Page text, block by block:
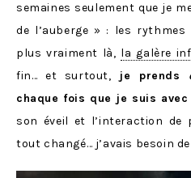
semaines seulement que je
de l’auberge » : les
plus vraiment là, la galère
fin… et surtout,
je prends
chaque fois que je suis
son éveil et l’interaction
tout changé… j’avais besoin